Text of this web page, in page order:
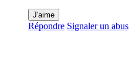
J'aime
Répondre Signaler un abus